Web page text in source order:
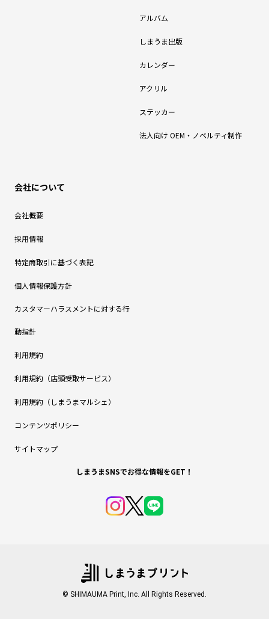
アルバム
しまうま出版
カレンダー
アクリル
ステッカー
法人向け OEM・ノベルティ制作
会社について
会社概要
採用情報
特定商取引に基づく表記
個人情報保護方針
カスタマーハラスメントに対する行
動指針
利用規約
利用規約（店頭受取サービス）
利用規約（しまうまマルシェ）
コンテンツポリシー
サイトマップ
しまうまSNSでお得な情報をGET！
© SHIMAUMA Print, Inc. All Rights Reserved.